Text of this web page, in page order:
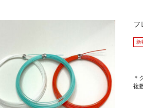
フ
新
＊
複